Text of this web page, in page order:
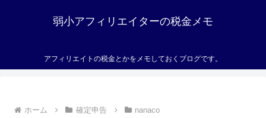
弱小アフィリエイターの税金メモ
アフィリエイトの税金とかをメモしておくブログです。
ホーム 確定申告 nanaco